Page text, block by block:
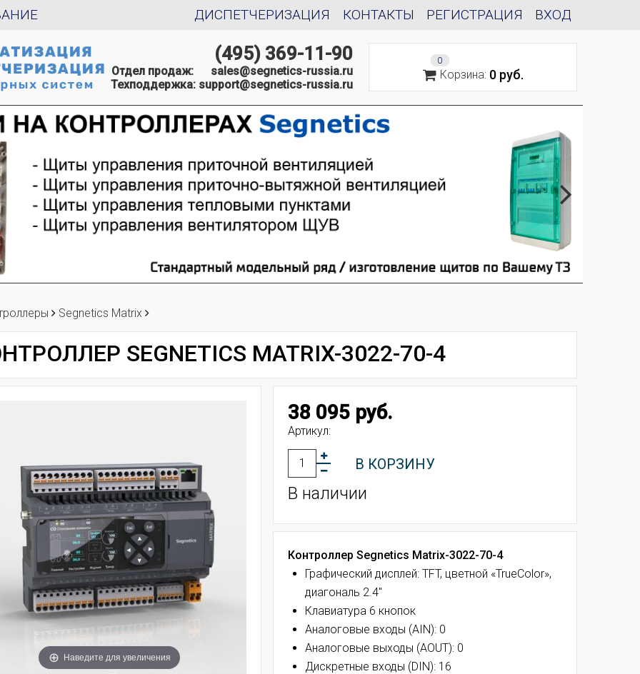
ВХОД
РЕГИСТРАЦИЯ
КОНТАКТЫ
ДИСПЕТЧЕРИЗАЦИЯ
(495) 369-11-90
Отдел продаж: sales@segnetics-russia.ru
Техподдержка: support@segnetics-russia.ru
0
Корзина: 0 руб.
Segnetics Matrix
SEGNETICS MATRIX-3022-70-4
Наведите для увеличения
38 095 руб.
Артикул:
В КОРЗИНУ
В наличии
Контроллер Segnetics Matrix-3022-70-4
Графический дисплей: TFT, цветной «TrueColor»,
диагональ 2.4"
Клавиатура 6 кнопок
Аналоговые входы (AIN): 0
Аналоговые выходы (AOUT): 0
Дискретные входы (DIN): 16